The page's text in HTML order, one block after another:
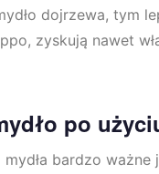
dojrzewa, tym
zyskują nawet
po
bardzo